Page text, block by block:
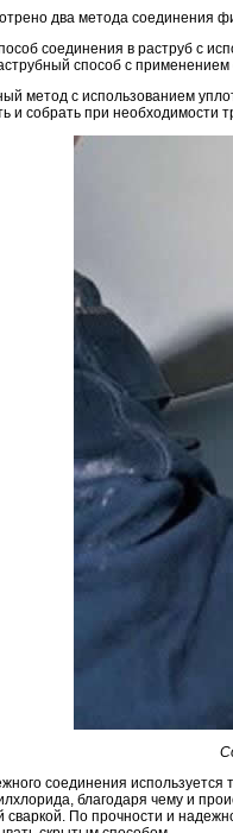
два метода соединения
соединения в раструб с
способ с применением
метод с использованием
и собрать при необходимости
соединения используется
благодаря чему и
сваркой. По прочности и